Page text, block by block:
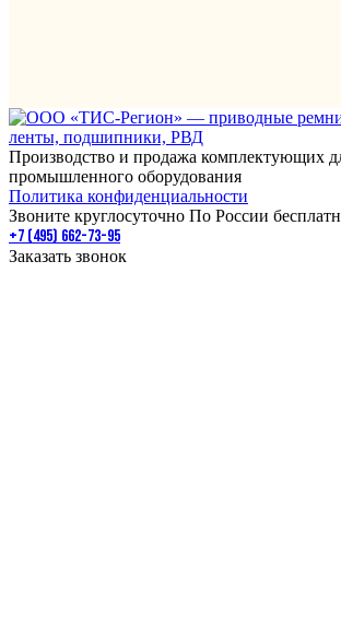
Производство и продажа комплектующих
промышленного оборудования
Политика конфиденциальности
Звоните круглосуточно По России
+7 (495) 662-73-95
Заказать звонок